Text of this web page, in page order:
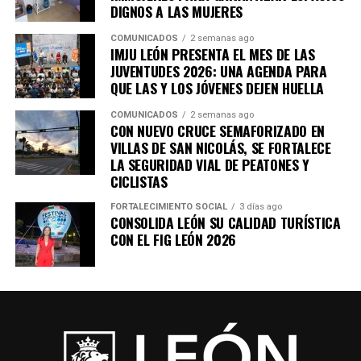
DIGNOS A LAS MUJERES
COMUNICADOS 2 semanas ago
IMJU LEÓN PRESENTA EL MES DE LAS
JUVENTUDES 2026: UNA AGENDA PARA
QUE LAS Y LOS JÓVENES DEJEN HUELLA
COMUNICADOS 2 semanas ago
CON NUEVO CRUCE SEMAFORIZADO EN
VILLAS DE SAN NICOLÁS, SE FORTALECE
LA SEGURIDAD VIAL DE PEATONES Y
CICLISTAS
FORTALECIMIENTO SOCIAL 3 días ago
CONSOLIDA LEÓN SU CALIDAD TURÍSTICA
CON EL FIG LEÓN 2026